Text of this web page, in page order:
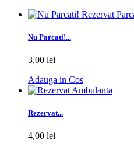
Nu Parcati!...
3,00 lei
Adauga in Cos
Rezervat...
4,00 lei